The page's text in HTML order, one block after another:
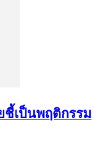
เป็นพฤติกรรม